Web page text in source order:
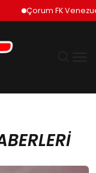
Çorum FK